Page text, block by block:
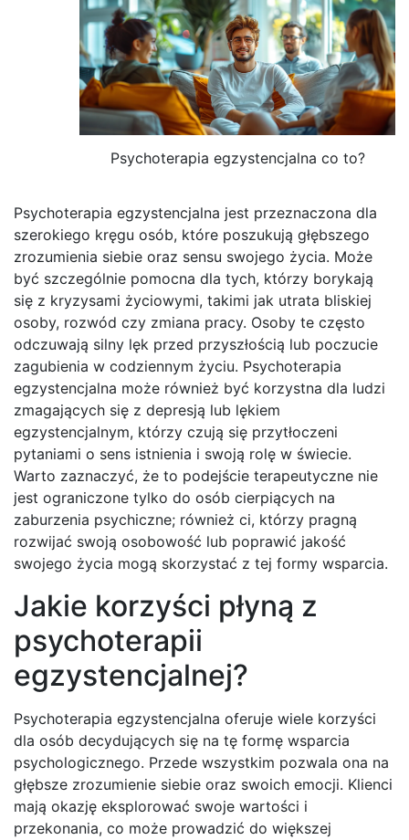
Psychoterapia egzystencjalna co to?
Psychoterapia egzystencjalna jest przeznaczona dla
szerokiego kręgu osób, które poszukują głębszego
zrozumienia siebie oraz sensu swojego życia. Może
być szczególnie pomocna dla tych, którzy borykają
się z kryzysami życiowymi, takimi jak utrata bliskiej
osoby, rozwód czy zmiana pracy. Osoby te często
odczuwają silny lęk przed przyszłością lub poczucie
zagubienia w codziennym życiu. Psychoterapia
egzystencjalna może również być korzystna dla ludzi
zmagających się z depresją lub lękiem
egzystencjalnym, którzy czują się przytłoczeni
pytaniami o sens istnienia i swoją rolę w świecie.
Warto zaznaczyć, że to podejście terapeutyczne nie
jest ograniczone tylko do osób cierpiących na
zaburzenia psychiczne; również ci, którzy pragną
rozwijać swoją osobowość lub poprawić jakość
swojego życia mogą skorzystać z tej formy wsparcia.
Jakie korzyści płyną z
psychoterapii
egzystencjalnej?
Psychoterapia egzystencjalna oferuje wiele korzyści
dla osób decydujących się na tę formę wsparcia
psychologicznego. Przede wszystkim pozwala ona na
głębsze zrozumienie siebie oraz swoich emocji. Klienci
mają okazję eksplorować swoje wartości i
przekonania, co może prowadzić do większej